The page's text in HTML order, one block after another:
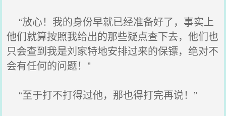
“放心！我的身份早就已经准备好了，事实上
他们就算按照我给出的那些疑点查下去，他们也
只会查到我是刘家特地安排过来的保镖，绝对不
会有任何的问题！”
“至于打不打得过他，那也得打完再说！”